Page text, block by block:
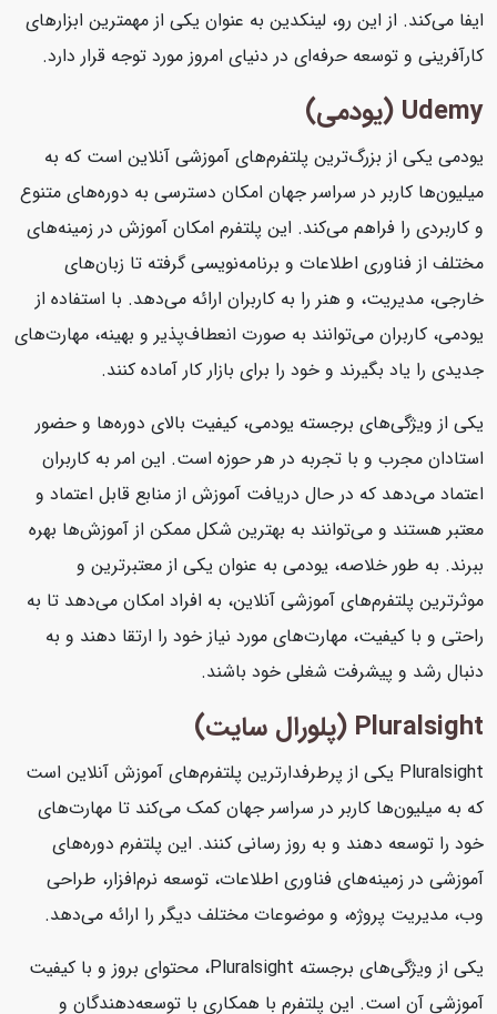
ایفا می‌کند. از این رو، لینکدین به عنوان یکی از مهمترین ابزارهای
کارآفرینی و توسعه حرفه‌ای در دنیای امروز مورد توجه قرار دارد.
Udemy (یودمی)
یودمی یکی از بزرگ‌ترین پلتفرم‌های آموزشی آنلاین است که به
میلیون‌ها کاربر در سراسر جهان امکان دسترسی به دوره‌های متنوع
و کاربردی را فراهم می‌کند. این پلتفرم امکان آموزش در زمینه‌های
مختلف از فناوری اطلاعات و برنامه‌نویسی گرفته تا زبان‌های
خارجی، مدیریت، و هنر را به کاربران ارائه می‌دهد. با استفاده از
یودمی، کاربران می‌توانند به صورت انعطاف‌پذیر و بهینه، مهارت‌های
جدیدی را یاد بگیرند و خود را برای بازار کار آماده کنند.
یکی از ویژگی‌های برجسته یودمی، کیفیت بالای دوره‌ها و حضور
استادان مجرب و با تجربه در هر حوزه است. این امر به کاربران
اعتماد می‌دهد که در حال دریافت آموزش از منابع قابل اعتماد و
معتبر هستند و می‌توانند به بهترین شکل ممکن از آموزش‌ها بهره
ببرند. به طور خلاصه، یودمی به عنوان یکی از معتبرترین و
موثرترین پلتفرم‌های آموزشی آنلاین، به افراد امکان می‌دهد تا به
راحتی و با کیفیت، مهارت‌های مورد نیاز خود را ارتقا دهند و به
دنبال رشد و پیشرفت شغلی خود باشند.
Pluralsight (پلورال سایت)
Pluralsight یکی از پرطرفدارترین پلتفرم‌های آموزش آنلاین است
که به میلیون‌ها کاربر در سراسر جهان کمک می‌کند تا مهارت‌های
خود را توسعه دهند و به روز رسانی کنند. این پلتفرم دوره‌های
آموزشی در زمینه‌های فناوری اطلاعات، توسعه نرم‌افزار، طراحی
وب، مدیریت پروژه، و موضوعات مختلف دیگر را ارائه می‌دهد.
یکی از ویژگی‌های برجسته Pluralsight، محتوای بروز و با کیفیت
آموزشی آن است. این پلتفرم با همکاری با توسعه‌دهندگان و